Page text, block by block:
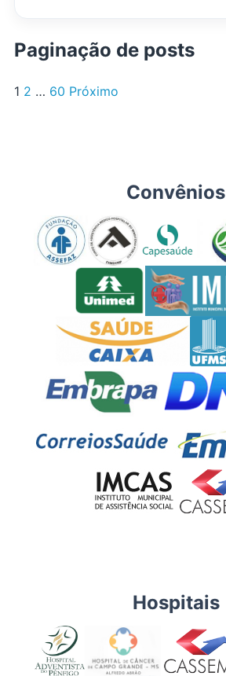
Paginação de posts
1 2 … 60 Próximo
Convênios
Hospitais